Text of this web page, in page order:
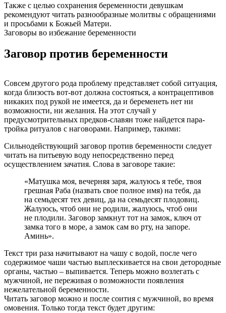
Также с целью сохранения беременности девушкам
рекомендуют читать разнообразные молитвы с обращениями
и просьбами к Божьей Матери.
Заговоры во избежание беременности
Заговор против беременности
Совсем другого рода проблему представляет собой ситуация,
когда близость вот-вот должна состояться, а контрацептивов
никаких под рукой не имеется, да и беременеть нет ни
возможности, ни желания. На этот случай у
предусмотрительных предков-славян тоже найдется пара-
тройка ритуалов с наговорами. Например, такими:
Сильнодействующий заговор против беременности следует
читать на питьевую воду непосредственно перед
осуществлением зачатия. Слова в заговоре такие:
«Матушка моя, вечерняя заря, жалуюсь я тебе, твоя
грешная Раба (назвать свое полное имя) на тебя, да
на семьдесят тех девиц, да на семьдесят плодовиц.
Жалуюсь, чтоб они не родили, жалуюсь, чтоб они
не плодили. Заговор замкнут тот на замок, ключ от
замка того в море, а замок сам во рту, на запоре.
Аминь».
Текст три раза начитывают на чашу с водой, после чего
содержимое чаши частью выплескивается на свои детородные
органы, частью – выпивается. Теперь можно возлегать с
мужчиной, не переживая о возможности появления
нежелательной беременности.
Читать заговор можно и после соития с мужчиной, во время
омовения. Только тогда текст будет другим: